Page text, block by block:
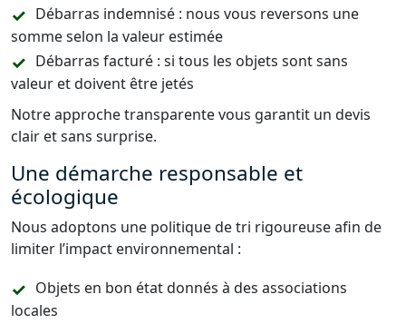
Débarras indemnisé : nous vous reversons une
somme selon la valeur estimée
Débarras facturé : si tous les objets sont sans
valeur et doivent être jetés
Notre approche transparente vous garantit un devis
clair et sans surprise.
Une démarche responsable et
écologique
Nous adoptons une politique de tri rigoureuse afin de
limiter l’impact environnemental :
Objets en bon état donnés à des associations
locales